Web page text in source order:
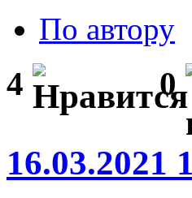
По автору
4 0
16.03.2021